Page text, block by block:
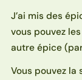
J’ai mis des
vous pouvez
autre épice
Vous pouvez la